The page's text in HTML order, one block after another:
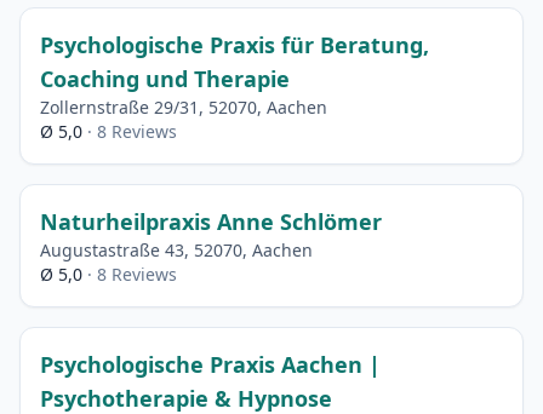
Psychologische Praxis für Beratung,
Coaching und Therapie
Zollernstraße 29/31, 52070, Aachen
Ø 5,0 · 8 Reviews
Naturheilpraxis Anne Schlömer
Augustastraße 43, 52070, Aachen
Ø 5,0 · 8 Reviews
Psychologische Praxis Aachen |
Psychotherapie & Hypnose